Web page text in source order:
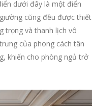
dưới đây là một điển
cũng đều được thiết
trọng và thanh lịch vô
của phong cách tân
khiến cho phòng ngủ trở